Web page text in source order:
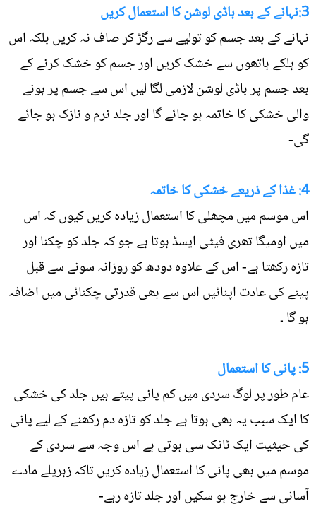
3:نہانے کے بعد باڈی لوشن کا استعمال کریں
نہانے کے بعد جسم کو تولیے سے رگڑ کر صاف نہ کریں بلکہ اس
کو ہلکے ہاتھوں سے خشک کریں اور جسم کو خشک کرنے کے
بعد جسم پر باڈی لوشن لازمی لگا لیں اس سے جسم پر ہونے
والی خشکی کا خاتمہ ہو جائے گا اور جلد نرم و نازک ہو جائے
گی-
4: غذا کے ذریعے خشکی کا خاتمہ
اس موسم میں مچھلی کا استعمال زیادہ کریں کیوں کہ اس
میں اومیگا تھری فیٹی ایسڈ ہوتا ہے جو کہ جلد کو چکنا اور
تازہ رکھتا ہے- اس کے علاوہ دودھ کو روزانہ سونے سے قبل
پینے کی عادت اپنائيں اس سے بھی قدرتی چکنائی میں اضافہ
ہو گا ۔
5: پانی کا استعمال
عام طور پر لوگ سردی میں کم پانی پیتے ہیں جلد کی خشکی
کا ایک سبب یہ بھی ہوتا ہے جلد کو تازہ دم رکھنے کے لیے پانی
کی حیثیت ایک ٹانک سی ہوتی ہے اس وجہ سے سردی کے
موسم میں بھی پانی کا استعمال زيادہ کریں تاکہ زہریلے مادے
آسانی سے خارج ہو سکیں اور جلد تازہ رہے-